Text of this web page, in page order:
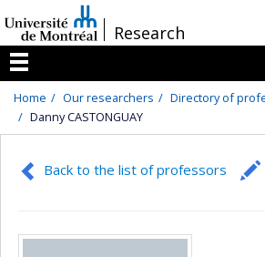
au
contenu
/Research
Menu
Home Our researchers
Directory of
Danny CASTONGUAY
Back to the list of professors